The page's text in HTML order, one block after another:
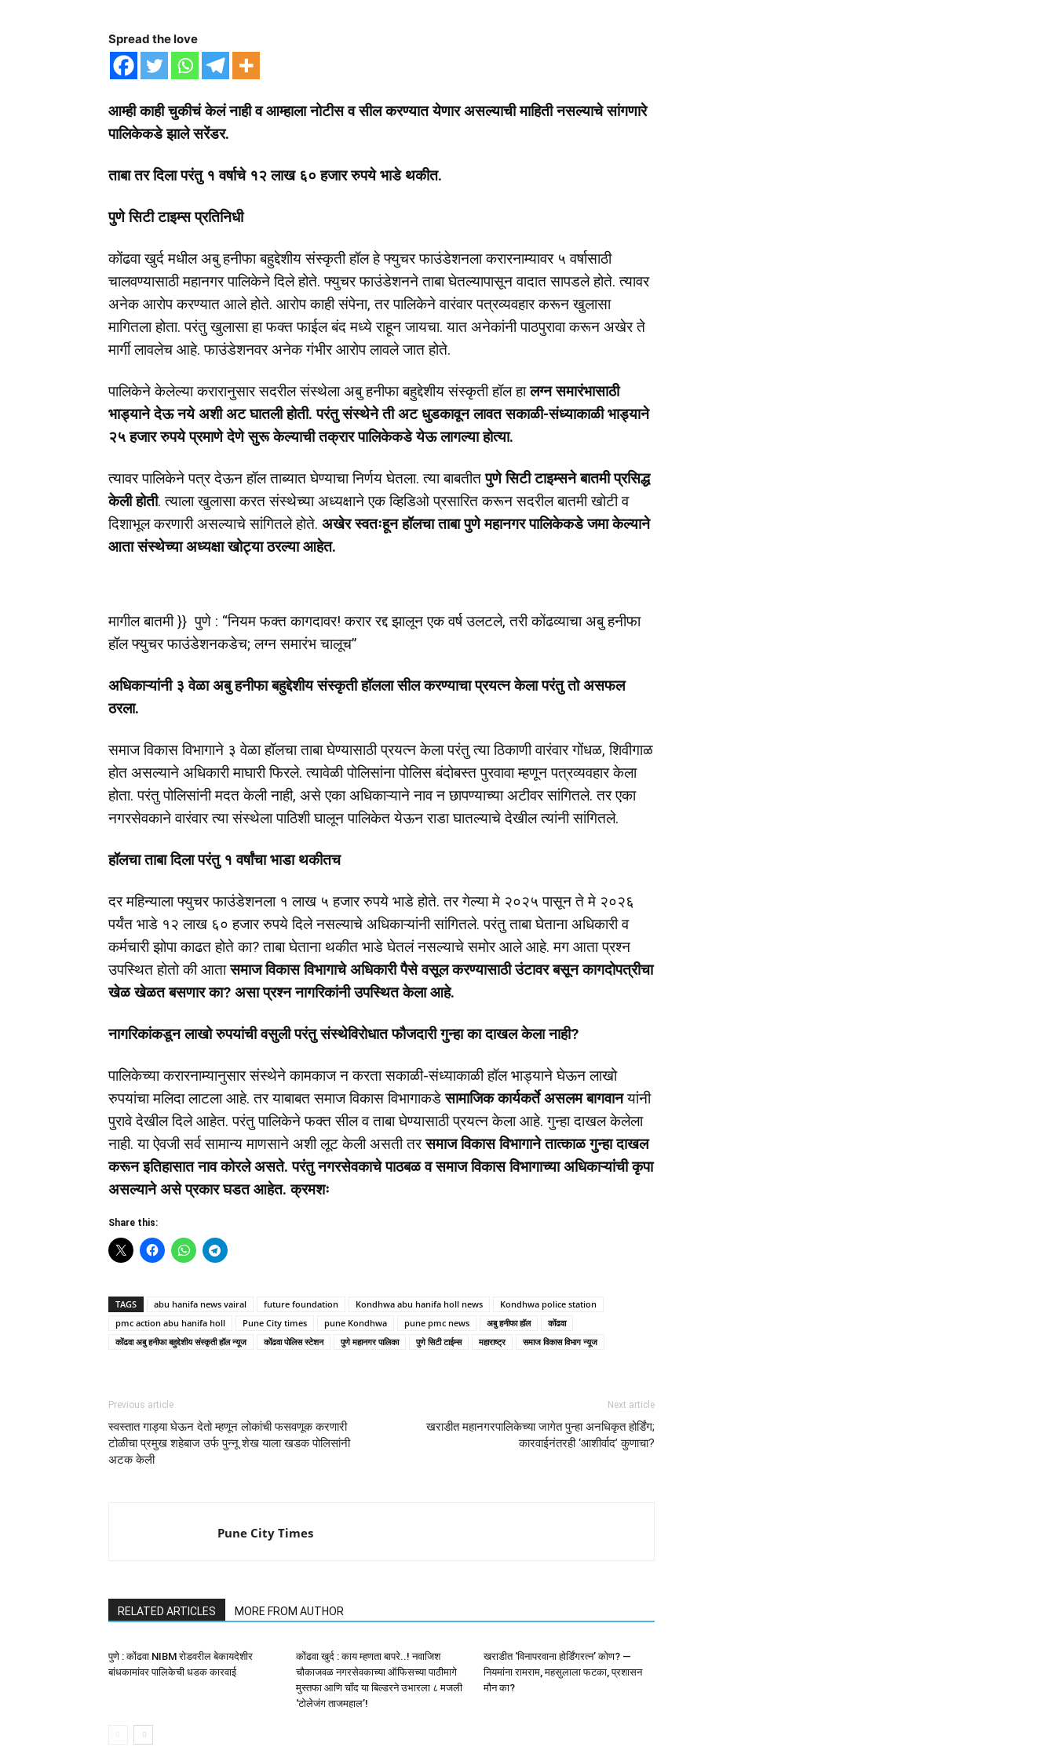
Spread the love
आम्ही काही चुकीचं केलं नाही व आम्हाला नोटीस व सील करण्यात येणार असल्याची माहिती नसल्याचे सांगणारे
पालिकेकडे झाले सरेंडर.
ताबा तर दिला परंतु १ वर्षाचे १२ लाख ६० हजार रुपये भाडे थकीत.
पुणे सिटी टाइम्स प्रतिनिधी
कोंढवा खुर्द मधील अबु हनीफा बहुद्देशीय संस्कृती हॉल हे फ्युचर फाउंडेशनला करारनाम्यावर ५ वर्षासाठी
चालवण्यासाठी महानगर पालिकेने दिले होते. फ्युचर फाउंडेशनने ताबा घेतल्यापासून वादात सापडले होते. त्यावर
अनेक आरोप करण्यात आले होते. आरोप काही संपेना, तर पालिकेने वारंवार पत्रव्यवहार करून खुलासा
मागितला होता. परंतु खुलासा हा फक्त फाईल बंद मध्ये राहून जायचा. यात अनेकांनी पाठपुरावा करून अखेर ते
मार्गी लावलेच आहे. फाउंडेशनवर अनेक गंभीर आरोप लावले जात होते.
पालिकेने केलेल्या करारानुसार सदरील संस्थेला अबु हनीफा बहुद्देशीय संस्कृती हॉल हालग्न समारंभासाठी
भाड्याने देऊ नये अशी अट घातली होती. परंतु संस्थेने ती अट धुडकावून लावत सकाळी-संध्याकाळी भाड्याने
२५ हजार रुपये प्रमाणे देणे सुरू केल्याची तक्रार पालिकेकडे येऊ लागल्या होत्या.
त्यावर पालिकेने पत्र देऊन हॉल ताब्यात घेण्याचा निर्णय घेतला. त्या बाबतीतपुणे सिटी टाइम्सने बातमी प्रसिद्ध
केली होती. त्याला खुलासा करत संस्थेच्या अध्यक्षाने एक व्हिडिओ प्रसारित करून सदरील बातमी खोटी व
दिशाभूल करणारी असल्याचे सांगितले होते. अखेर स्वतःहून हॉलचा ताबा पुणे महानगर पालिकेकडे जमा केल्याने
आता संस्थेच्या अध्यक्षा खोट्या ठरल्या आहेत.
मागील बातमी }} पुणे : “नियम फक्त कागदावर! करार रद्द झालून एक वर्ष उलटले, तरी कोंढव्याचा अबु हनीफा
हॉल फ्युचर फाउंडेशनकडेच; लग्न समारंभ चालूच”
अधिकाऱ्यांनी ३ वेळा अबु हनीफा बहुद्देशीय संस्कृती हॉलला सील करण्याचा प्रयत्न केला परंतु तो असफल
ठरला.
समाज विकास विभागाने ३ वेळा हॉलचा ताबा घेण्यासाठी प्रयत्न केला परंतु त्या ठिकाणी वारंवार गोंधळ, शिवीगाळ
होत असल्याने अधिकारी माघारी फिरले. त्यावेळी पोलिसांना पोलिस बंदोबस्त पुरवावा म्हणून पत्रव्यवहार केला
होता. परंतु पोलिसांनी मदत केली नाही, असे एका अधिकाऱ्याने नाव न छापण्याच्या अटीवर सांगितले. तर एका
नगरसेवकाने वारंवार त्या संस्थेला पाठिशी घालून पालिकेत येऊन राडा घातल्याचे देखील त्यांनी सांगितले.
हॉलचा ताबा दिला परंतु १ वर्षांचा भाडा थकीतच
दर महिन्याला फ्युचर फाउंडेशनला १ लाख ५ हजार रुपये भाडे होते. तर गेल्या मे २०२५ पासून ते मे २०२६
पर्यंत भाडे १२ लाख ६० हजार रुपये दिले नसल्याचे अधिकाऱ्यांनी सांगितले. परंतु ताबा घेताना अधिकारी व
कर्मचारी झोपा काढत होते का? ताबा घेताना थकीत भाडे घेतलं नसल्याचे समोर आले आहे. मग आता प्रश्न
उपस्थित होतो की आतासमाज विकास विभागाचे अधिकारी पैसे वसूल करण्यासाठी उंटावर बसून कागदोपत्रीचा
खेळ खेळत बसणार का? असा प्रश्न नागरिकांनी उपस्थित केला आहे.
नागरिकांकडून लाखो रुपयांची वसुली परंतु संस्थेविरोधात फौजदारी गुन्हा का दाखल केला नाही?
पालिकेच्या करारनाम्यानुसार संस्थेने कामकाज न करता सकाळी-संध्याकाळी हॉल भाड्याने घेऊन लाखो
रुपयांचा मलिदा लाटला आहे. तर याबाबत समाज विकास विभागाकडेसामाजिक कार्यकर्ते असलम बागवानयांनी
पुरावे देखील दिले आहेत. परंतु पालिकेने फक्त सील व ताबा घेण्यासाठी प्रयत्न केला आहे. गुन्हा दाखल केलेला
नाही. या ऐवजी सर्व सामान्य माणसाने अशी लूट केली असती तरसमाज विकास विभागाने तात्काळ गुन्हा दाखल
करून इतिहासात नाव कोरले असते. परंतु नगरसेवकाचे पाठबळ व समाज विकास विभागाच्या अधिकाऱ्यांची कृपा
असल्याने असे प्रकार घडत आहेत. क्रमशः
Share this:
TAGS abu hanifa news vairal future foundation Kondhwa abu hanifa holl news
Kondhwa police station
pmc action abu hanifa holl
Pune City times pune Kondhwa pune pmc news अबु हनीफा हॉल
कोंढवा
कोंढवा अबु हनीफा बहुद्देशीय संस्कृती हॉल न्यूज
कोंढवा पोलिस स्टेशन पुणे महानगर पालिका पुणे सिटी टाईम्स महाराष्ट्र समाज विकास विभाग न्यूज
Previous article
स्वस्तात गाड्या घेऊन देतो म्हणून लोकांची फसवणूक करणारी
टोळीचा प्रमुख शहेबाज उर्फ पुन्नू शेख याला खडक पोलिसांनी
अटक केली
Next article
खराडीत महानगरपालिकेच्या जागेत पुन्हा अनधिकृत होर्डिंग;
कारवाईनंतरही ‘आशीर्वाद’ कुणाचा?
Pune City Times
RELATED ARTICLES MORE FROM AUTHOR
पुणे : कोंढवा NIBM रोडवरील बेकायदेशीर
बांधकामांवर पालिकेची धडक कारवाई
कोंढवा खुर्द : काय म्हणता बापरे..! नवाजिश
चौकाजवळ नगरसेवकाच्या ऑफिसच्या पाठीमागे
मुस्तफा आणि चॉंद या बिल्डरने उभारला ८ मजली
‘टोलेजंग ताजमहाल’!
खराडीत ‘विनापरवाना होर्डिंगरत्न’ कोण? —
नियमांना रामराम, महसुलाला फटका, प्रशासन
मौन का?